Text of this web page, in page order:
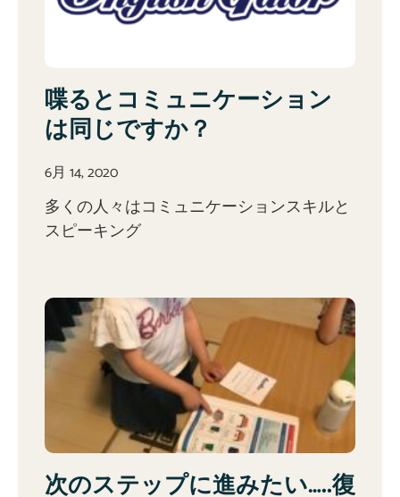
喋るとコミュニケーション
は同じですか？
6月 14, 2020
多くの人々はコミュニケーションスキルと
スピーキング
次のステップに進みたい…..復